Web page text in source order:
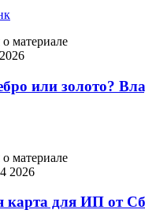
материале
или золото?
материале
2026
карта для ИП от